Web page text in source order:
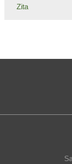
Zita